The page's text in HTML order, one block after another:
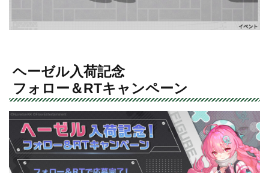
ヘーゼル入荷記念
フォロー＆RTキャンペーン